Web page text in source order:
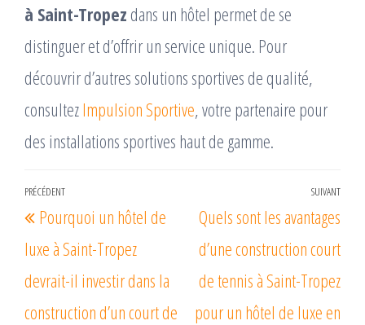
à Saint-Tropez dans un hôtel permet de se
distinguer et d’offrir un service unique. Pour
découvrir d’autres solutions sportives de qualité,
consultezImpulsion Sportive, votre partenaire pour
des installations sportives haut de gamme.
Navigation
de
l’article
Article
précédent
PRÉCÉDENT
Pourquoi un hôtel de
luxe à Saint-Tropez
devrait-il investir dans la
construction d’un court de
SUIVANT
Quels sont les avantages
d’une construction court
de tennis à Saint-Tropez
pour un hôtel de luxe en